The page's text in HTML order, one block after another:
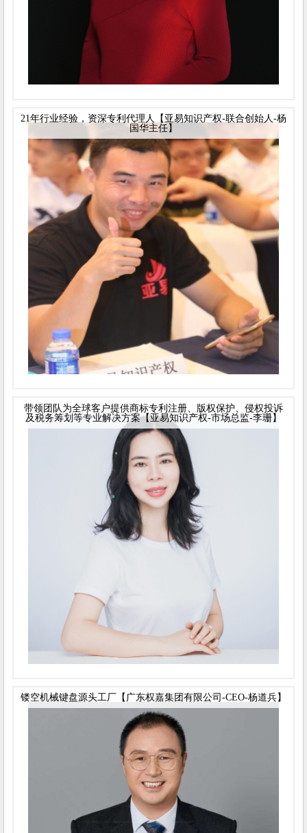
21年行业经验，资深专利代理人【亚易知识产权-联合创始人-杨
国华主任】
带领团队为全球客户提供商标专利注册、版权保护、侵权投诉
及税务筹划等专业解决方案【亚易知识产权-市场总监-李珊】
镂空机械键盘源头工厂【广东权嘉集团有限公司-CEO-杨道兵】